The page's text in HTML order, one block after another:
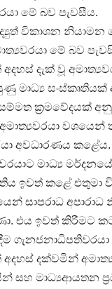
මේ බව පැවසීය.
විකාශන නියාමන
මේ බව
අදහස් දැක් වූ
මාධ්‍ය
ක්‍රමවේදයක්
අවධාරණය කළේය.
මාධ්‍ය
ඉවත් කළේ
සාපරාධ
එය ඉවත් කිරීමට
අදහස් දක්වමින්
සහ මාධ්‍යආයතන